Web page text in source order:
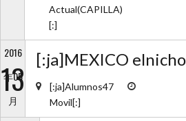
Actual(CAPILLA)
[:]
2016
年05
月
13 [:ja]MEXICO
[:ja]Alumnos47
Movil[:]